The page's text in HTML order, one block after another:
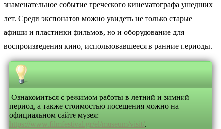
знаменательное событие греческого кинематографа ушедших
лет. Среди экспонатов можно увидеть не только старые
афиши и пластинки фильмов, но и оборудование для
воспроизведения кино, использовавшееся в ранние периоды.
Ознакомиться с режимом работы в летний и зимний
период, а также стоимостью посещения можно на
официальном сайте музея:
https://www.filmfestival.gr/el/museum/visit/.